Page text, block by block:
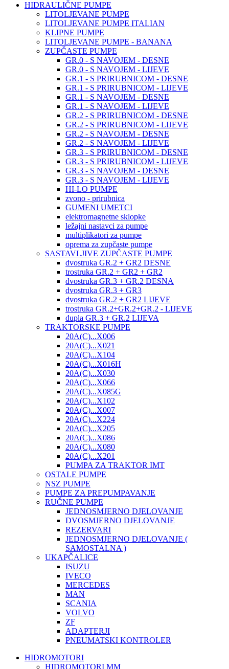
HIDRAULIČNE PUMPE
LITOLJEVANE PUMPE
LITOLJEVANE PUMPE ITALIAN
KLIPNE PUMPE
LITOLJEVANE PUMPE - BANANA
ZUPČASTE PUMPE
GR.0 - S NAVOJEM - DESNE
GR.0 - S NAVOJEM - LIJEVE
GR.1 - S PRIRUBNICOM - DESNE
GR.1 - S PRIRUBNICOM - LIJEVE
GR.1 - S NAVOJEM - DESNE
GR.1 - S NAVOJEM - LIJEVE
GR.2 - S PRIRUBNICOM - DESNE
GR.2 - S PRIRUBNICOM - LIJEVE
GR.2 - S NAVOJEM - DESNE
GR.2 - S NAVOJEM - LIJEVE
GR.3 - S PRIRUBNICOM - DESNE
GR.3 - S PRIRUBNICOM - LIJEVE
GR.3 - S NAVOJEM - DESNE
GR.3 - S NAVOJEM - LIJEVE
HI-LO PUMPE
zvono - prirubnica
GUMENI UMETCI
elektromagnetne sklopke
ležajni nastavci za pumpe
multiplikatori za pumpe
oprema za zupčaste pumpe
SASTAVLJIVE ZUPČASTE PUMPE
dvostruka GR.2 + GR2 DESNE
trostruka GR.2 + GR2 + GR2
dvostruka GR.3 + GR.2 DESNA
dvostruka GR.3 + GR3
dvostruka GR.2 + GR2 LIJEVE
trostruka GR.2+GR.2+GR.2 - LIJEVE
dupla GR.3 + GR.2 LIJEVA
TRAKTORSKE PUMPE
20A(C)...X006
20A(C)...X021
20A(C)...X104
20A(C)...X016H
20A(C)...X030
20A(C)...X066
20A(C)...X085G
20A(C)...X102
20A(C)...X007
20A(C)...X224
20A(C)...X205
20A(C)...X086
20A(C)...X080
20A(C)...X201
PUMPA ZA TRAKTOR IMT
OSTALE PUMPE
NSZ PUMPE
PUMPE ZA PREPUMPAVANJE
RUČNE PUMPE
JEDNOSMJERNO DJELOVANJE
DVOSMJERNO DJELOVANJE
REZERVARI
JEDNOSMJERNO DJELOVANJE (
SAMOSTALNA )
UKAPČALICE
ISUZU
IVECO
MERCEDES
MAN
SCANIA
VOLVO
ZF
ADAPTERJI
PNEUMATSKI KONTROLER
HIDROMOTORI
HIDROMOTORI MM